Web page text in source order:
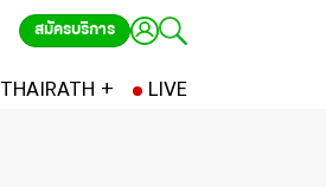
สมัครบริการ
THAIRATH + LIVE